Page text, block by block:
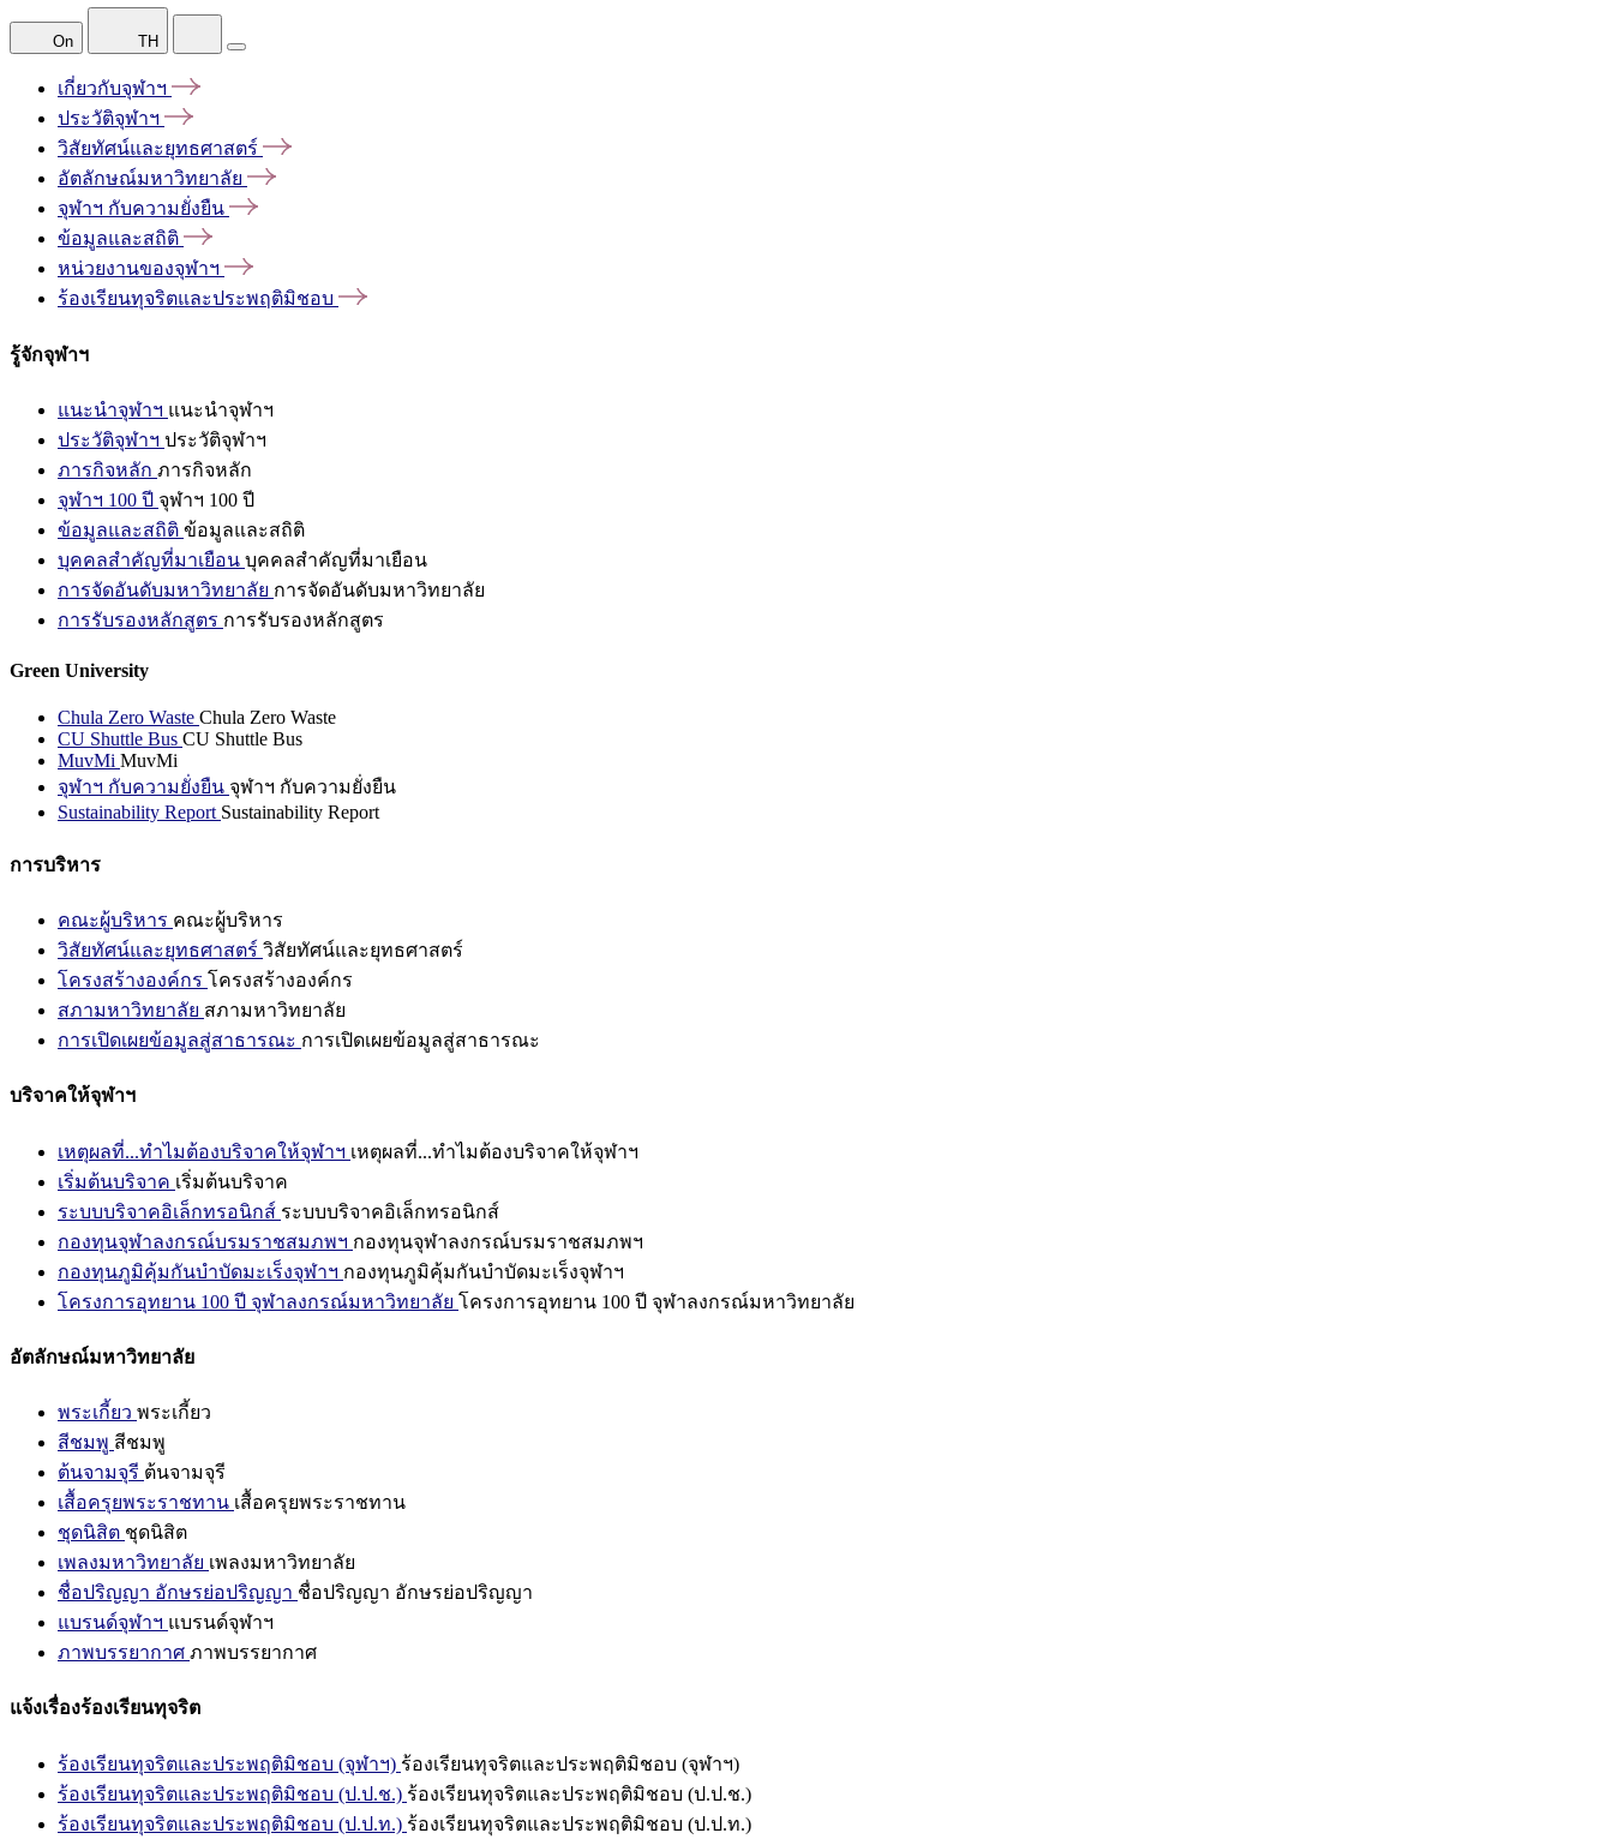
On TH
เกี่ยวกับจุฬาฯ
ประวัติจุฬาฯ
วิสัยทัศน์และยุทธศาสตร์
อัตลักษณ์มหาวิทยาลัย
จุฬาฯ กับความยั่งยืน
ข้อมูลและสถิติ
หน่วยงานของจุฬาฯ
ร้องเรียนทุจริตและประพฤติมิชอบ
รู้จักจุฬาฯ
แนะนำจุฬาฯ แนะนำจุฬาฯ
ประวัติจุฬาฯ ประวัติจุฬาฯ
ภารกิจหลัก ภารกิจหลัก
จุฬาฯ 100 ปี จุฬาฯ 100 ปี
ข้อมูลและสถิติ ข้อมูลและสถิติ
บุคคลสำคัญที่มาเยือน บุคคลสำคัญที่มาเยือน
การจัดอันดับมหาวิทยาลัย การจัดอันดับมหาวิทยาลัย
การรับรองหลักสูตร การรับรองหลักสูตร
Green University
Chula Zero Waste Chula Zero Waste
CU Shuttle Bus CU Shuttle Bus
MuvMi MuvMi
จุฬาฯ กับความยั่งยืน จุฬาฯ กับความยั่งยืน
Sustainability Report Sustainability Report
การบริหาร
คณะผู้บริหาร คณะผู้บริหาร
วิสัยทัศน์และยุทธศาสตร์ วิสัยทัศน์และยุทธศาสตร์
โครงสร้างองค์กร โครงสร้างองค์กร
สภามหาวิทยาลัย สภามหาวิทยาลัย
การเปิดเผยข้อมูลสู่สาธารณะ การเปิดเผยข้อมูลสู่สาธารณะ
บริจาคให้จุฬาฯ
เหตุผลที่...ทำไมต้องบริจาคให้จุฬาฯ เหตุผลที่...ทำไมต้องบริจาคให้จุฬาฯ
เริ่มต้นบริจาค เริ่มต้นบริจาค
ระบบบริจาคอิเล็กทรอนิกส์ ระบบบริจาคอิเล็กทรอนิกส์
กองทุนจุฬาลงกรณ์บรมราชสมภพฯ กองทุนจุฬาลงกรณ์บรมราชสมภพฯ
กองทุนภูมิคุ้มกันบำบัดมะเร็งจุฬาฯ กองทุนภูมิคุ้มกันบำบัดมะเร็งจุฬาฯ
โครงการอุทยาน 100 ปี จุฬาลงกรณ์มหาวิทยาลัย โครงการอุทยาน 100 ปี จุฬาลงกรณ์มหาวิทยาลัย
อัตลักษณ์มหาวิทยาลัย
พระเกี้ยว พระเกี้ยว
สีชมพู สีชมพู
ต้นจามจุรี ต้นจามจุรี
เสื้อครุยพระราชทาน เสื้อครุยพระราชทาน
ชุดนิสิต ชุดนิสิต
เพลงมหาวิทยาลัย เพลงมหาวิทยาลัย
ชื่อปริญญา อักษรย่อปริญญา ชื่อปริญญา อักษรย่อปริญญา
แบรนด์จุฬาฯ แบรนด์จุฬาฯ
ภาพบรรยากาศ ภาพบรรยากาศ
แจ้งเรื่องร้องเรียนทุจริต
ร้องเรียนทุจริตและประพฤติมิชอบ (จุฬาฯ) ร้องเรียนทุจริตและประพฤติมิชอบ (จุฬาฯ)
ร้องเรียนทุจริตและประพฤติมิชอบ (ป.ป.ช.) ร้องเรียนทุจริตและประพฤติมิชอบ (ป.ป.ช.)
ร้องเรียนทุจริตและประพฤติมิชอบ (ป.ป.ท.) ร้องเรียนทุจริตและประพฤติมิชอบ (ป.ป.ท.)